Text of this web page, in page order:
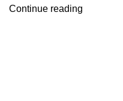
Continue reading